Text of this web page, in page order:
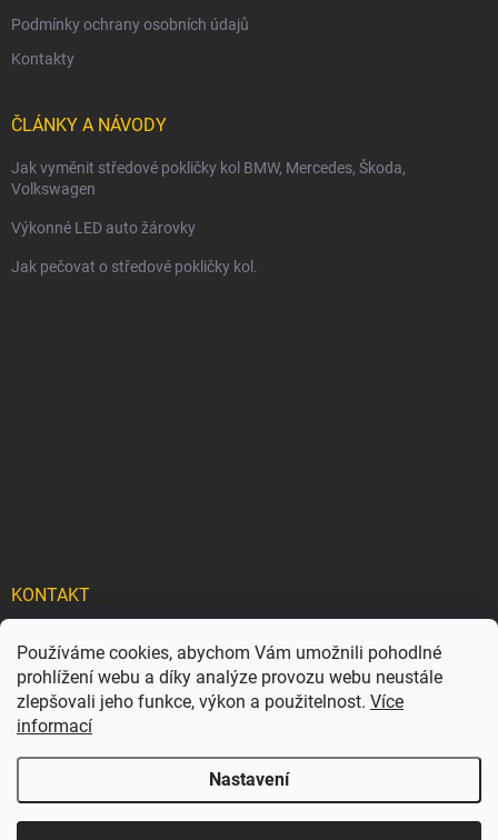
Používáme cookies, abychom Vám umožnili pohodlné
prohlížení webu a díky analýze provozu webu neustále
zlepšovali jeho funkce, výkon a použitelnost. Více
informací
Nastavení
Podmínky ochrany osobních údajů
Kontakty
ČLÁNKY A NÁVODY
Jak vyměnit středové pokličky kol BMW, Mercedes, Škoda,
Volkswagen
Výkonné LED auto žárovky
Jak pečovat o středové pokličky kol.
KONTAKT
info@ carflexx.cz
carflexx_/